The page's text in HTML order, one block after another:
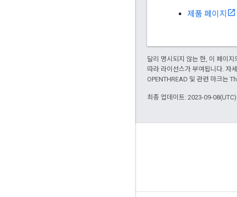
제품 페이지
달리 명시되지 않는 한, 이 페이지
따라 라이선스가 부여됩니다. 자
OPENTHREAD 및 관련 마크는
최종 업데이트: 2023-09-08(UTC)